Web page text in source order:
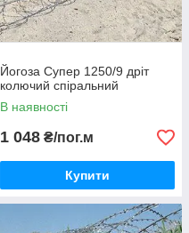
Йогоза Супер 1250/9 дріт
колючий спіральний
В наявності
1 048 ₴/пог.м
Купити